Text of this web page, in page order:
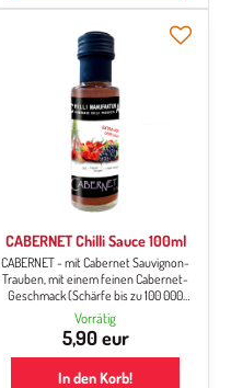
CABERNET Chilli Sauce 100ml
CABERNET - mit Cabernet Sauvignon-
Trauben, mit einem feinen Cabernet-
Geschmack (Schärfe bis zu 100 000
SHU).
Vorrätig
5,90 eur
In den Korb!